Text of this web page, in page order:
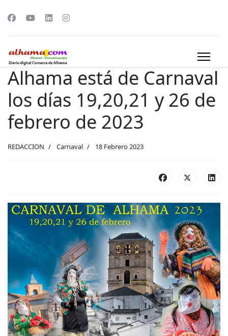
Alhama está de Carnaval
los días 19,20,21 y 26 de
febrero de 2023
REDACCION Carnaval 18 Febrero 2023